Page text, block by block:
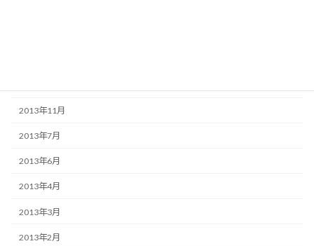
2013年11月
2013年7月
2013年6月
2013年4月
2013年3月
2013年2月